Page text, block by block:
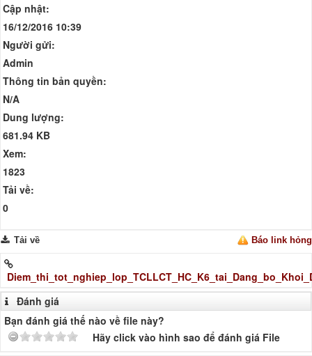
Cập nhật:
16/12/2016 10:39
Người gửi:
Admin
Thông tin bản quyền:
N/A
Dung lượng:
681.94 KB
Xem:
1823
Tải về:
0
Báo link hỏng
Tải về
Đánh giá
Bạn đánh giá thế nào về file này?
Hãy click vào hình sao để đánh giá File